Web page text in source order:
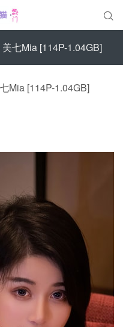

七Mia [114P-1.04GB]
Mia [114P-1.04GB]